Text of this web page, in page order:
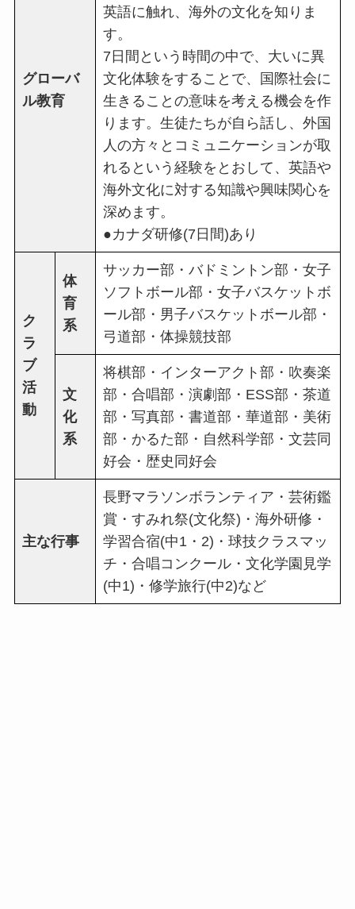
グローバ
ル教育
英語に触れ、海外の文化を知りま
す。
7日間という時間の中で、大いに異
文化体験をすることで、国際社会に
生きることの意味を考える機会を作
ります。生徒たちが自ら話し、外国
人の方々とコミュニケーションが取
れるという経験をとおして、英語や
海外文化に対する知識や興味関心を
深めます。
●カナダ研修(7日間)あり
ク
ラ
ブ
活
動
体
育
系
サッカー部・バドミントン部・女子
ソフトボール部・女子バスケットボ
ール部・男子バスケットボール部・
弓道部・体操競技部
文
化
系
将棋部・インターアクト部・吹奏楽
部・合唱部・演劇部・ESS部・茶道
部・写真部・書道部・華道部・美術
部・かるた部・自然科学部・文芸同
好会・歴史同好会
主な行事
長野マラソンボランティア・芸術鑑
賞・すみれ祭(文化祭)・海外研修・
学習合宿(中1・2)・球技クラスマッ
チ・合唱コンクール・文化学園見学
(中1)・修学旅行(中2)など